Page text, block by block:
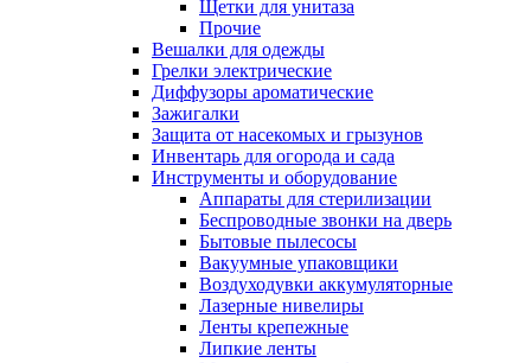
Щетки для унитаза
Прочие
Вешалки для одежды
Грелки электрические
Диффузоры ароматические
Зажигалки
Защита от насекомых и грызунов
Инвентарь для огорода и сада
Инструменты и оборудование
Аппараты для стерилизации
Беспроводные звонки на дверь
Бытовые пылесосы
Вакуумные упаковщики
Воздуходувки аккумуляторные
Лазерные нивелиры
Ленты крепежные
Липкие ленты